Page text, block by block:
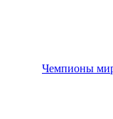
Чемпионы